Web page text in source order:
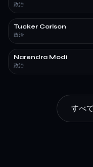
政治
Tucker Carlson
政治
Narendra Modi
政治
すべ